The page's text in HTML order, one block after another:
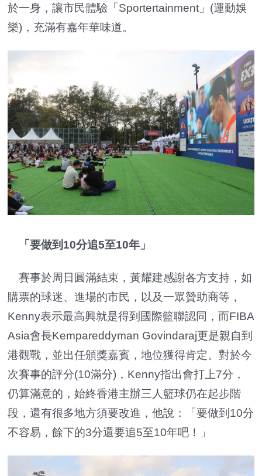
於一身，讓市民體驗「Sportertainment」(運動娛
樂)，充滿有嘉年華味道。
「要做到10分追5至10年」
賽事於周日圓滿結束，黃耀建感謝各方支持，如
購票的球迷、進場的市民，以及一眾贊助商等，
Kenny表示最高興就是得到國際籃聯認同，而FIBA
Asia會長Kempareddyman Govindaraj更是親自到
港觀戰，並出任頒獎嘉賓，地位獲得肯定。對於今
次賽事的評分(10滿分)，Kenny指出會打上7分，
仍算滿意的，始終香港主辦三人籃球仍在起步階
段，還有很多地方須要改進，他說：「要做到10分
不容易，餘下的3分還要追5至10年吧！」